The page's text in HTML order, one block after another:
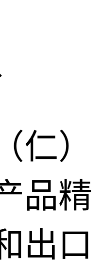
仁）
品精
出口